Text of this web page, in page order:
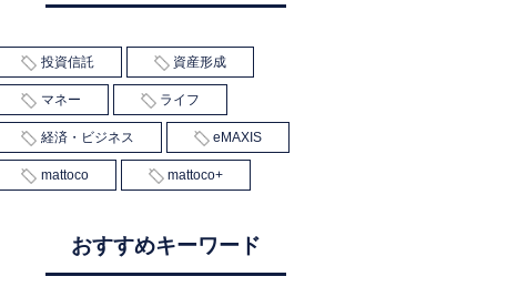
投資信託 資産形成
マネー ライフ
経済・ビジネス eMAXIS
mattoco mattoco+
おすすめキーワード